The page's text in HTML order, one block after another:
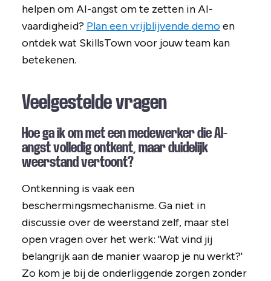
helpen om AI-angst om te zetten in AI-
vaardigheid? Plan een vrijblijvende demoen
ontdek wat SkillsTown voor jouw team kan
betekenen.
Veelgestelde vragen
Hoe ga ik om met een medewerker die AI-
angst volledig ontkent, maar duidelijk
weerstand vertoont?
Ontkenning is vaak een
beschermingsmechanisme. Ga niet in
discussie over de weerstand zelf, maar stel
open vragen over het werk: 'Wat vind jij
belangrijk aan de manier waarop je nu werkt?'
Zo kom je bij de onderliggende zorgen zonder